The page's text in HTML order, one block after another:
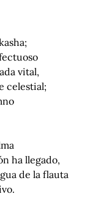
vital,
celestial;
ha llegado,
de la flauta